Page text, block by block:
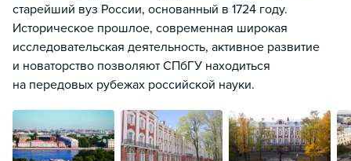
старейший вуз России, основанный в 1724 году.
Историческое прошлое, современная широкая
исследовательская деятельность, активное развитие
и новаторство позволяют СПбГУ находиться
на передовых рубежах российской науки.